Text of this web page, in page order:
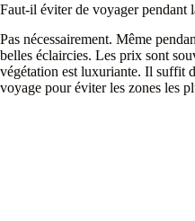
Faut-il éviter de voyager pendant
Pas nécessairement. Même
belles éclaircies. Les prix sont
végétation est luxuriante. Il suffit
voyage pour éviter les zones les